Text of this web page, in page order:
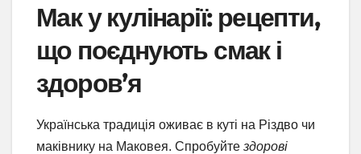
Мак у кулінарії: рецепти,
що поєднують смак і
здоров’я
Українська традиція оживає в куті на Різдво чи
маківнику на Маковея. Спробуйте здорові